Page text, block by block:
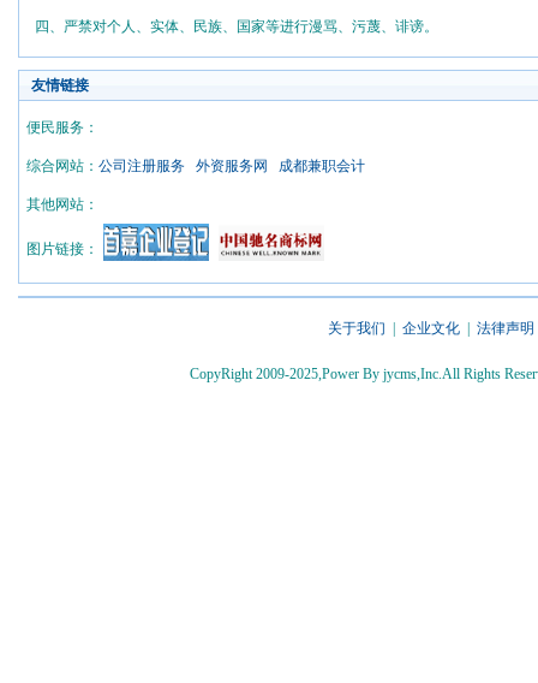
四、严禁对个人、实体、民族、国家等进行漫骂、污蔑、诽谤。
友情链接
便民服务：
综合网站： 公司注册服务 外资服务网 成都兼职会计
其他网站：
图片链接：
关于我们 | 企业文化 | 法律声明
CopyRight 2009-2025,Power By jycms,Inc.All Rights